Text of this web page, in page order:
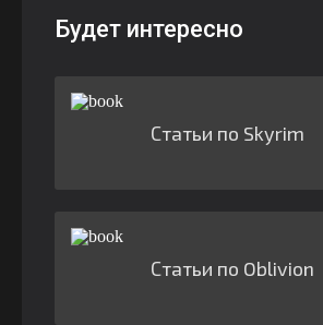
Будет интересно
Статьи по Skyrim
Статьи по Oblivion